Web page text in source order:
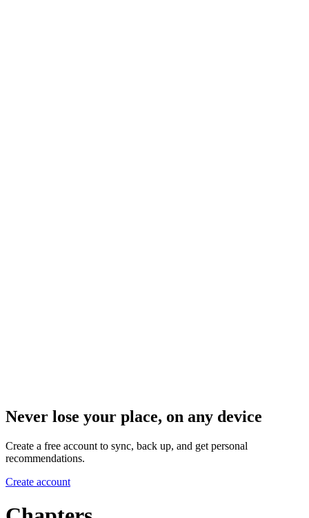
Never lose your place, on any device
Create a free account to sync, back up, and get personal
recommendations.
Create account